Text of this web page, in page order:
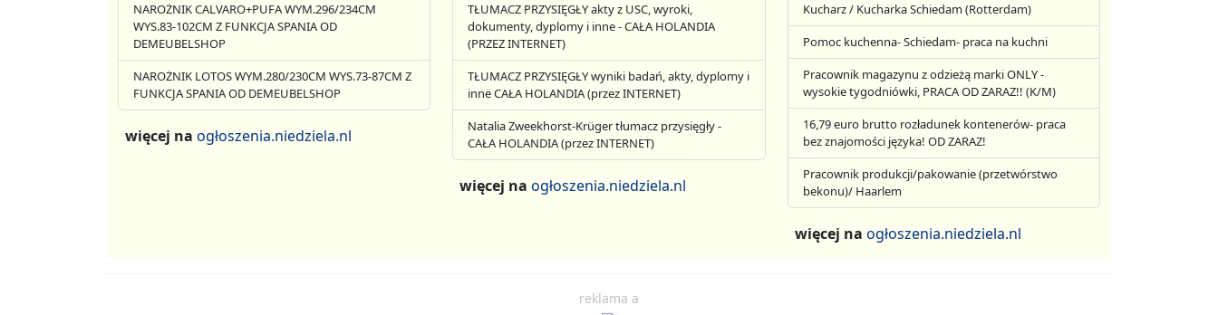
NAROŻNIK CALVARO+PUFA WYM.296/234CM
WYS.83-102CM Z FUNKCJA SPANIA OD
DEMEUBELSHOP
NAROŻNIK LOTOS WYM.280/230CM WYS.73-87CM Z
FUNKCJA SPANIA OD DEMEUBELSHOP
więcej na ogłoszenia.niedziela.nl
TŁUMACZ PRZYSIĘGŁY akty z USC, wyroki,
dokumenty, dyplomy i inne - CAŁA HOLANDIA
(PRZEZ INTERNET)
TŁUMACZ PRZYSIĘGŁY wyniki badań, akty, dyplomy i
inne CAŁA HOLANDIA (przez INTERNET)
Natalia Zweekhorst-Krüger tłumacz przysięgły -
CAŁA HOLANDIA (przez INTERNET)
więcej naogłoszenia.niedziela.nl
Kucharz / Kucharka Schiedam (Rotterdam)
Pomoc kuchenna- Schiedam- praca na kuchni
Pracownik magazynu z odzieżą marki ONLY -
wysokie tygodniówki, PRACA OD ZARAZ!! (K/M)
16,79 euro brutto rozładunek kontenerów- praca
bez znajomości języka! OD ZARAZ!
Pracownik produkcji/pakowanie (przetwórstwo
bekonu)/ Haarlem
więcej na ogłoszenia.niedziela.nl
reklama a